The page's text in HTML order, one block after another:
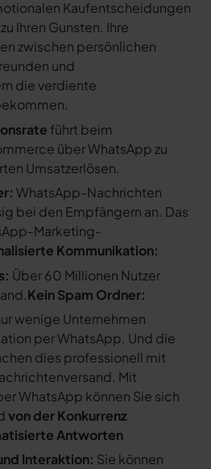
Kaufentscheidungen
Ihren Gunsten. Ihre
zwischen persönlichen
und
die verdiente
führt beim
über WhatsApp zu
Umsatzerlösen.
WhatsApp-Nachrichten
bei den Empfängern an. Das
Marketing-
Kommunikation:
Über 60 Millionen Nutzer
Kein Spam Ordner:
wenige Unternehmen
per WhatsApp. Und die
dies professionell mit
Mit
WhatsApp können Sie sich
von der Konkurrenz
Antworten
Interaktion: Sie können